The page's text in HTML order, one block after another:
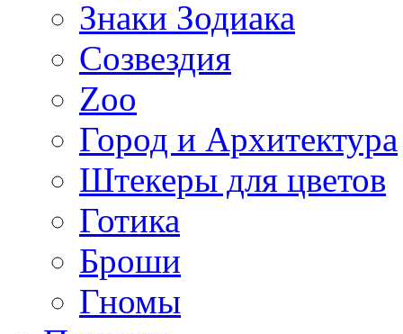
Знаки Зодиака
Созвездия
Zoo
Город и Архитектура
Штекеры для цветов
Готика
Броши
Гномы